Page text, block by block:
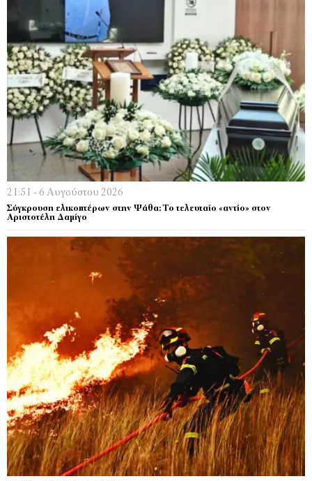
21:51 - 6 Αυγούστου 2026
Σύγκρουση ελικοπτέρων στην Ψάθα: Tο τελευταίο «αντίο» στον
Αριστοτέλη Δαμίγο